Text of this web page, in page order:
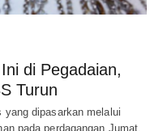
di Pegadaian,
Turun
yang dipasarkan melalui
pada perdagangan Jumat,